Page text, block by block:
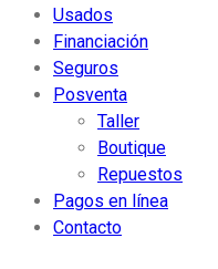
Usados
Financiación
Seguros
Posventa
Taller
Boutique
Repuestos
Pagos en línea
Contacto